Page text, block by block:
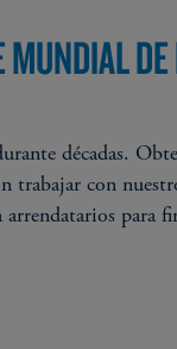
décadas.
trabajar con
para